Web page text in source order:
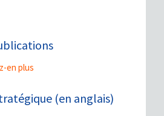
en plus
(en anglais)